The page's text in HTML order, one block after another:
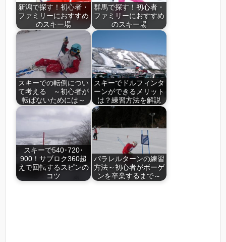
新潟で探す！初心者・
ファミリーにおすすめ
のスキー場
群馬で探す！初心者・
ファミリーにおすすめ
のスキー場
スキーでの転倒につい
て考える ～初心者が
転ばないためには～
スキーでドルフィンタ
ーンができるメリット
は？練習方法を解説
スキーで540･720･
900！サブロク360超
えで回転するスピンの
コツ
パラレルターンの練習
方法～初心者がボーゲ
ンを卒業するまで～